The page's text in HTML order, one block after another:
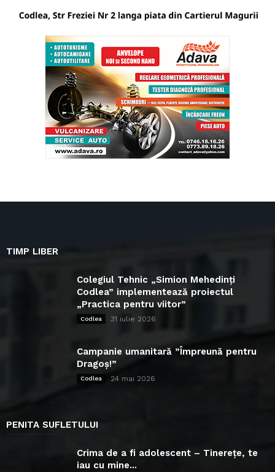
TIMP LIBER
Colegiul Tehnic „Simion Mehedinți
Codlea” implementează proiectul
„Practica pentru viitor”
Codlea 31 iulie 2026
Campanie umanitară ”Împreună pentru
Dragoș!”
Codlea 24 mai 2026
PENITA SUFLETULUI
Crima de a fi adolescent – Tinerețe, te
iau cu mine...